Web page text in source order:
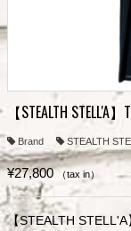
【STEALTH STELL'A
Brand STEALTH
¥27,800 （tax in）
【STEALTH